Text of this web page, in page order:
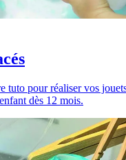
tuto pour réaliser vos
dès 12 mois.